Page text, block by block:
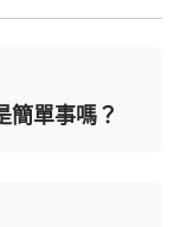
，特別是陳志讀
：「我深知人心
樣的呢？難道是
簡單事嗎？